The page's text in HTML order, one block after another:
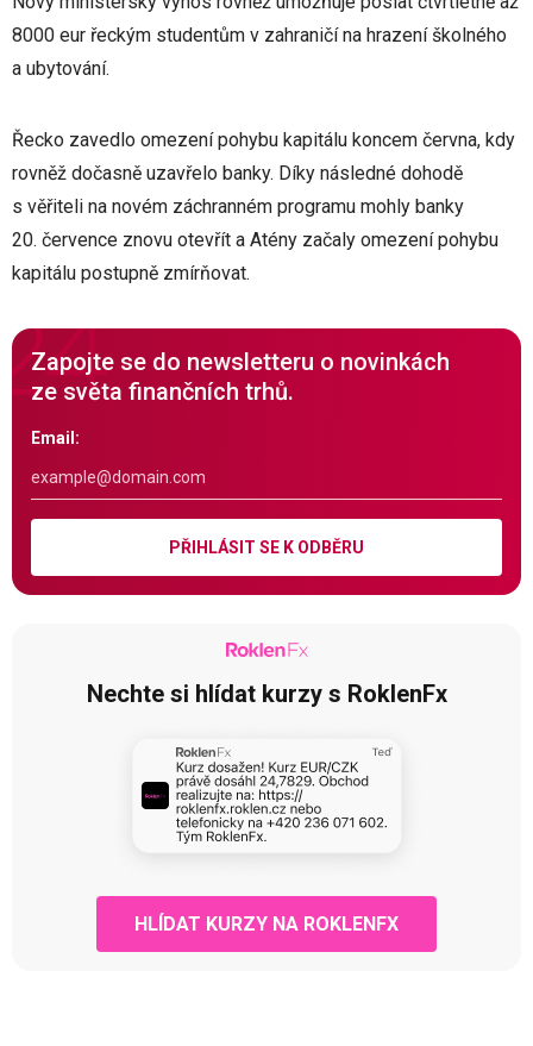
8000 eur řeckým studentům v zahraničí na hrazení školného
a ubytování.
Řecko zavedlo omezení pohybu kapitálu koncem června, kdy
rovněž dočasně uzavřelo banky. Díky následné dohodě
s věřiteli na novém záchranném programu mohly banky
20. července znovu otevřít a Atény začaly omezení pohybu
kapitálu postupně zmírňovat.
Zapojte se do newsletteru o novinkách
ze světa finančních trhů.
Email:
PŘIHLÁSIT SE K ODBĚRU
Nechte si hlídat kurzy s RoklenFx
HLÍDAT KURZY NA ROKLENFX